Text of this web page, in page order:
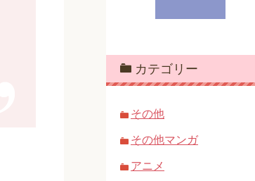
カテゴリー
その他
その他マンガ
アニメ